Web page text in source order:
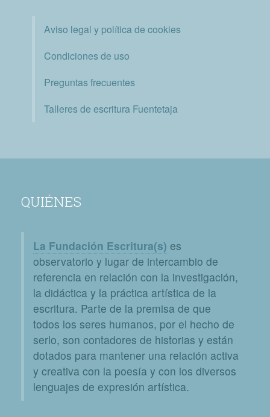
Aviso legal y política de cookies
Condiciones de uso
Preguntas frecuentes
Talleres de escritura Fuentetaja
QUIÉNES
La Fundación Escritura(s) es
observatorio y lugar de intercambio de
referencia en relación con la investigación,
la didáctica y la práctica artística de la
escritura. Parte de la premisa de que
todos los seres humanos, por el hecho de
serlo, son contadores de historias y están
dotados para mantener una relación activa
y creativa con la poesía y con los diversos
lenguajes de expresión artística.